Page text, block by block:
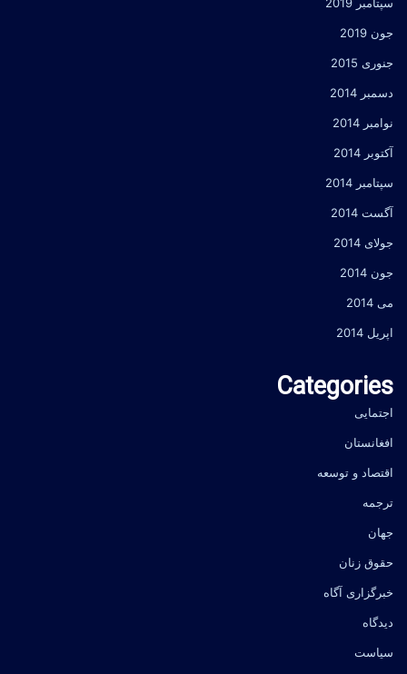
سپتامبر 2019
جون 2019
جنوری 2015
دسمبر 2014
نوامبر 2014
آکتوبر 2014
سپتامبر 2014
آگست 2014
جولای 2014
جون 2014
می 2014
اپریل 2014
Categories
اجتمایی
افغانستان
اقتصاد و توسعه
ترجمه
جهان
حقوق زنان
خبرگزاری آگاه
دیدگاه
سیاست